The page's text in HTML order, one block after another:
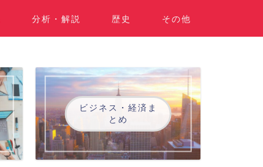
分析・解説 歴史 その他
ビジネス・経済ま
とめ